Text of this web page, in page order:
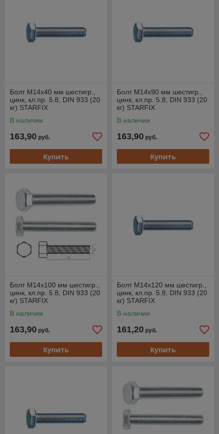
Болт М14х40 мм шестигр.,
цинк, кл.пр. 5.8, DIN 933 (20
кг) STARFIX
В наличии
163,90 руб.
Купить
Болт М14х90 мм шестигр.,
цинк, кл.пр. 5.8, DIN 933 (20
кг) STARFIX
В наличии
163,90 руб.
Купить
Болт М14х100 мм шестигр.,
цинк, кл.пр. 5.8, DIN 933 (20
кг) STARFIX
В наличии
163,90 руб.
Купить
Болт М14х120 мм шестигр.,
цинк, кл.пр. 5.8, DIN 933 (20
кг) STARFIX
В наличии
161,20 руб.
Купить